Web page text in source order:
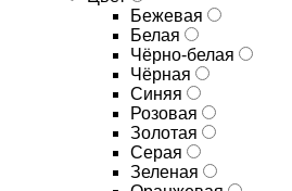
Бежевая
Белая
Чёрно-белая
Чёрная
Синяя
Розовая
Золотая
Серая
Зеленая